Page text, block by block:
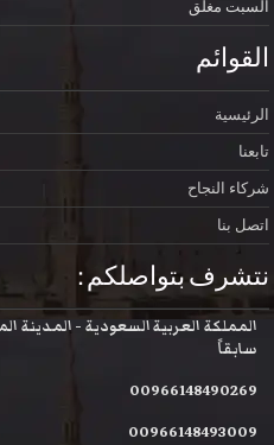
السبت مغلق
القوائم
الرئيسية
تابعنا
شركاء النجاح
اتصل بنا
نتشرف بتواصلكم :
المملكة العربية السعودية - المدينة
سابقاً
00966148490269
00966148493009